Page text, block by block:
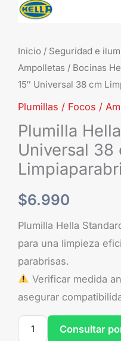
Inicio / Seguridad e
Ampolletas / Bocinas
15″ Universal 38 cm
Plumillas / Focos /
Plumilla
Universal 38
$6.990
Plumilla Hella
para una limpieza
parabrisas.
Verificar medida
asegurar
Consultar